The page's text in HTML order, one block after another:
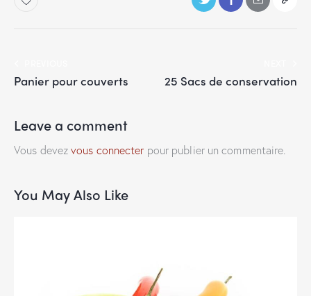
Panier pour couverts 25 Sacs de conservation
Leave a comment
Vous devezvous connecter pour publier un commentaire.
You May Also Like